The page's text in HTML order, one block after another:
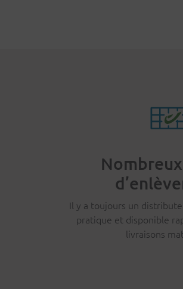
Il y a toujours un
pratique et disponible
livraisons